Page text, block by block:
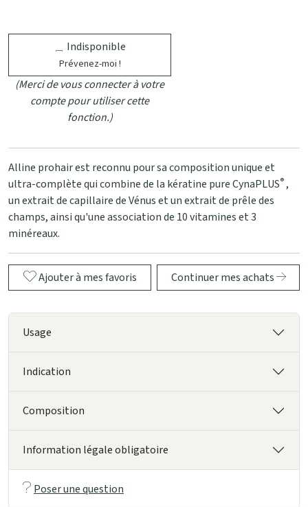
Indisponible
Prévenez-moi !
(Merci de vous connecter à votre
compte pour utiliser cette
fonction.)
Alline prohair est reconnu pour sa composition unique et
ultra-complète qui combine de la kératine pure CynaPLUS® ,
un extrait de capillaire de Vénus et un extrait de prêle des
champs, ainsi qu'une association de 10 vitamines et 3
minéreaux.
Ajouter à mes favoris Continuer mes achats
Usage
Indication
Composition
Information légale obligatoire
Poser une question